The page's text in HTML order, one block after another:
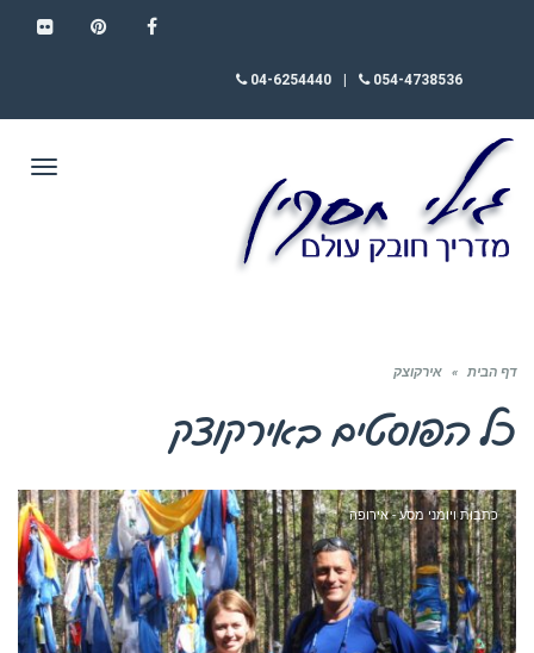
054-4738536
04-6254440
דף הבית » אירקוצק
כל הפוסטים באירקוצק
כתבות ויומני מסע - אירופה